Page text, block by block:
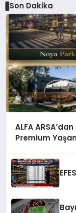
Son Dakika
ALFA
Premium